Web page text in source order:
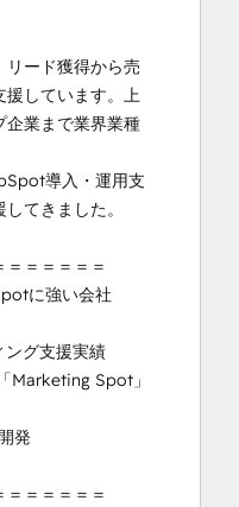
リード獲得から売
援しています。上
企業まで業界業種
導入・運用支
てきました。
＝＝＝＝＝＝
に強い会社
ング支援実績
Marketing Spot」
発
＝＝＝＝＝＝